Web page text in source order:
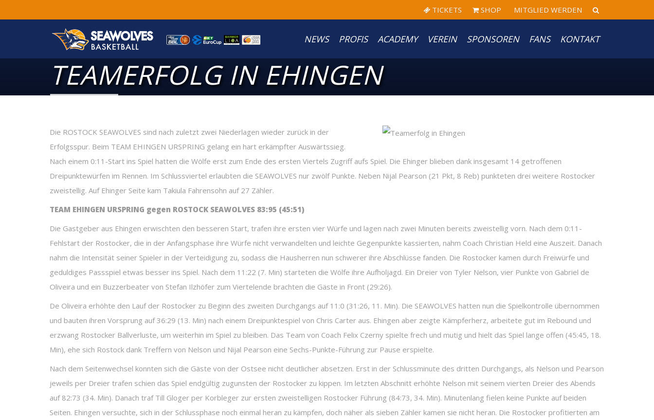
TICKETS SHOP MITGLIED WERDEN
NEWS PROFIS ACADEMY VEREIN SPONSOREN FANS KONTAKT
TEAMERFOLG IN EHINGEN
Die ROSTOCK SEAWOLVES sind nach zuletzt zwei Niederlagen wieder zurück in der
Erfolgsspur. Beim TEAM EHINGEN URSPRING gelang ein hart erkämpfter Auswärtssieg.
Nach einem 0:11-Start ins Spiel hatten die Wölfe erst zum Ende des ersten Viertels Zugriff aufs Spiel. Die Ehinger blieben dank insgesamt 14 getroffenen
Dreipunktewürfen im Rennen. Im Schlussviertel erlaubten die SEAWOLVES nur zwölf Punkte. Neben Nijal Pearson (21 Pkt, 8 Reb) punkteten drei weitere Rostocker
zweistellig. Auf Ehinger Seite kam Takiula Fahrensohn auf 27 Zähler.
TEAM EHINGEN URSPRING gegen ROSTOCK SEAWOLVES 83:95 (45:51)
Die Gastgeber aus Ehingen erwischten den besseren Start, trafen ihre ersten vier Würfe und lagen nach zwei Minuten bereits zweistellig vorn. Nach dem 0:11-
Fehlstart der Rostocker, die in der Anfangsphase ihre Würfe nicht verwandelten und leichte Gegenpunkte kassierten, nahm Coach Christian Held eine Auszeit. Danach
nahm die Intensität seiner Spieler in der Verteidigung zu, sodass die Hausherren nun schwerer ihre Abschlüsse fanden. Die Rostocker kamen durch Freiwürfe und
geduldiges Passspiel etwas besser ins Spiel. Nach dem 11:22 (7. Min) starteten die Wölfe ihre Aufholjagd. Ein Dreier von Tyler Nelson, vier Punkte von Gabriel de
Oliveira und ein Buzzerbeater von Stefan Ilzhöfer zum Viertelende brachten die Gäste in Front (29:26).
De Oliveira erhöhte den Lauf der Rostocker zu Beginn des zweiten Durchgangs auf 11:0 (31:26, 11. Min). Die SEAWOLVES hatten nun die Spielkontrolle übernommen
und bauten ihren Vorsprung auf 36:29 (13. Min) nach einem Dreipunktespiel von Chris Carter aus. Ehingen aber zeigte Kämpferherz, arbeitete gut im Rebound und
erzwang Rostocker Ballverluste, um weiterhin im Spiel zu bleiben. Das Team von Coach Felix Czerny spielte frech und mutig und hielt das Spiel lange offen (45:45, 18.
Min), ehe sich Rostock dank Treffern von Nelson und Nijal Pearson eine Sechs-Punkte-Führung zur Pause erspielte.
Nach dem Seitenwechsel konnten sich die Gäste von der Ostsee nicht deutlicher absetzen. Erst in der Schlussminute des dritten Durchgangs, als Nelson und Pearson
jeweils per Dreier trafen schien das Spiel endgültig zugunsten der Rostocker zu kippen. Im letzten Abschnitt erhöhte Nelson mit seinem vierten Dreier des Abends
auf 82:73 (34. Min). Danach traf Till Gloger per Korbleger zur ersten zweistelligen Rostocker Führung (84:73, 34. Min). Minutenlang fielen keine Punkte auf beiden
Seiten. Ehingen versuchte, sich in der Schlussphase noch einmal heran zu kämpfen, doch näher als sieben Zähler kamen sie nicht heran. Die Rostocker profitierten am